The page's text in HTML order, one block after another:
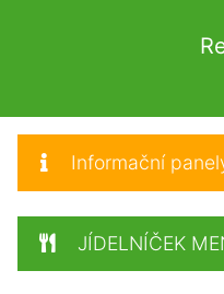
Informační
JÍDELNÍČEK